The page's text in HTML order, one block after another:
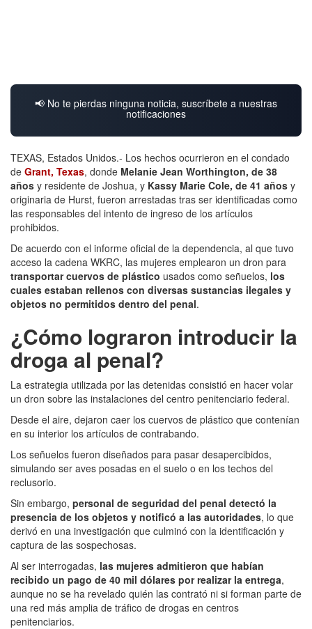
📢 No te pierdas ninguna noticia, suscríbete a nuestras
notificaciones
TEXAS, Estados Unidos.- Los hechos ocurrieron en el condado
de Grant, Texas, donde Melanie Jean Worthington, de 38
años y residente de Joshua, y Kassy Marie Cole, de 41 años y
originaria de Hurst, fueron arrestadas tras ser identificadas como
las responsables del intento de ingreso de los artículos
prohibidos.
De acuerdo con el informe oficial de la dependencia, al que tuvo
acceso la cadena WKRC, las mujeres emplearon un dron para
transportar cuervos de plástico usados como señuelos, los
cuales estaban rellenos con diversas sustancias ilegales y
objetos no permitidos dentro del penal.
¿Cómo lograron introducir la
droga al penal?
La estrategia utilizada por las detenidas consistió en hacer volar
un dron sobre las instalaciones del centro penitenciario federal.
Desde el aire, dejaron caer los cuervos de plástico que contenían
en su interior los artículos de contrabando.
Los señuelos fueron diseñados para pasar desapercibidos,
simulando ser aves posadas en el suelo o en los techos del
reclusorio.
Sin embargo, personal de seguridad del penal detectó la
presencia de los objetos y notificó a las autoridades, lo que
derivó en una investigación que culminó con la identificación y
captura de las sospechosas.
Al ser interrogadas, las mujeres admitieron que habían
recibido un pago de 40 mil dólares por realizar la entrega,
aunque no se ha revelado quién las contrató ni si forman parte de
una red más amplia de tráfico de drogas en centros
penitenciarios.